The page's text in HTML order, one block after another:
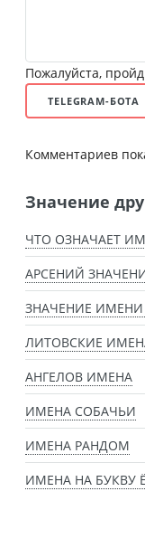
Пожалуйста,
TELEGRAM-БОТА
Комментариев
Значение
ЧТО ОЗНАЧАЕТ
АРСЕНИЙ
ЗНАЧЕНИЕ
ЛИТОВСКИЕ
АНГЕЛОВ ИМЕНА
ИМЕНА СОБАЧЬИ
ИМЕНА РАНДОМ
ИМЕНА НА БУКВУ Ё